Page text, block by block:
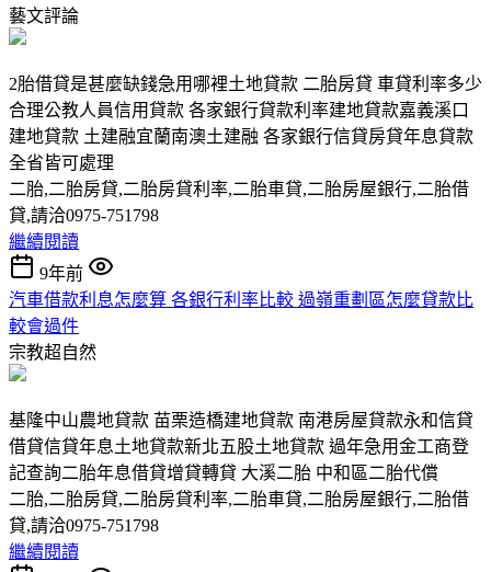
藝文評論
2胎借貸是甚麼缺錢急用哪裡土地貸款 二胎房貸 車貸利率多少
合理公教人員信用貸款 各家銀行貸款利率建地貸款嘉義溪口
建地貸款 土建融宜蘭南澳土建融 各家銀行信貸房貸年息貸款
全省皆可處理
二胎,二胎房貸,二胎房貸利率,二胎車貸,二胎房屋銀行,二胎借
貸,請洽0975-751798
繼續閱讀
9年前
汽車借款利息怎麼算 各銀行利率比較 過嶺重劃區怎麼貸款比
較會過件
宗教超自然
基隆中山農地貸款 苗栗造橋建地貸款 南港房屋貸款永和信貸
借貸信貸年息土地貸款新北五股土地貸款 過年急用金工商登
記查詢二胎年息借貸增貸轉貸 大溪二胎 中和區二胎代償
二胎,二胎房貸,二胎房貸利率,二胎車貸,二胎房屋銀行,二胎借
貸,請洽0975-751798
繼續閱讀